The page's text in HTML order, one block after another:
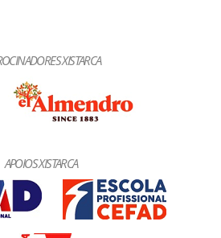
XISTARCA
APOIOS XISTARCA